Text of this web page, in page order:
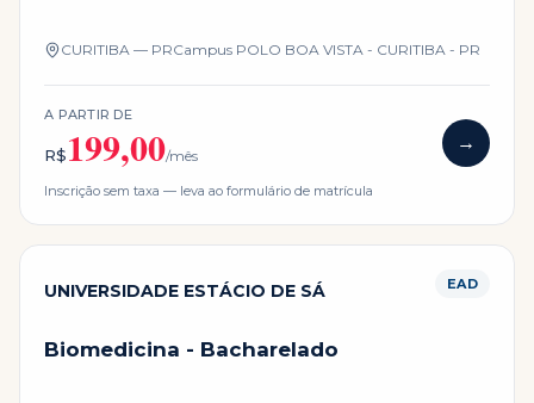
CURITIBA — PRCampus POLO BOA VISTA - CURITIBA - PR
A PARTIR DE
R$199,00/mês
→
Inscrição sem taxa — leva ao formulário de matrícula
UNIVERSIDADE ESTÁCIO DE SÁ EAD
Biomedicina - Bacharelado